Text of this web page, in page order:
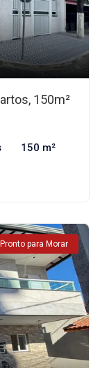
150m²
150 m²
Pronto para Morar